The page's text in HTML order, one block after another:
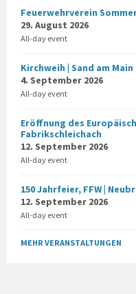
Feuerwehrverein
29. August 2026
All-day event
Kirchweih | Sand am Main
4. September 2026
All-day event
Eröffnung des
Fabrikschleichach
12. September 2026
All-day event
150 Jahrfeier, FFW |
12. September 2026
All-day event
MEHR VERANSTALTUNGEN